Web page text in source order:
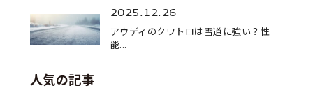
2025.12.26
アウディのクワトロは雪道に強い？性
能...
人気の記事